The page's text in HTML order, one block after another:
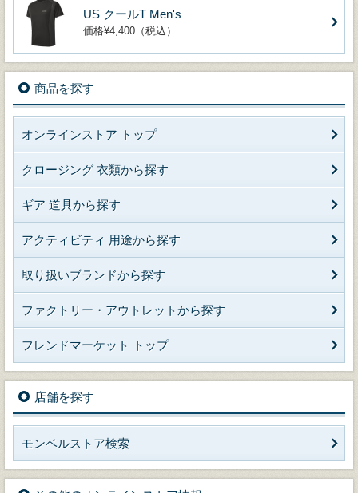
US クールT Men's
価格¥4,400（税込）
商品を探す
オンラインストア トップ
クロージング 衣類から探す
ギア 道具から探す
アクティビティ 用途から探す
取り扱いブランドから探す
ファクトリー・アウトレットから探す
フレンドマーケット トップ
店舗を探す
モンベルストア検索